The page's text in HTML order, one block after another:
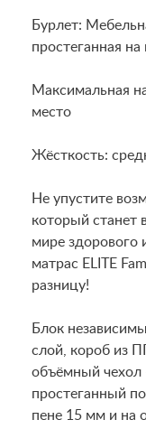
Бурлет:
простеганная
Максимальная
место
Жёсткость:
Не упустите
который станет
мире здорового
матрас ELITE
разницу!
Блок
слой, короб из
объёмный чехол
простеганный
пене 15 мм и на